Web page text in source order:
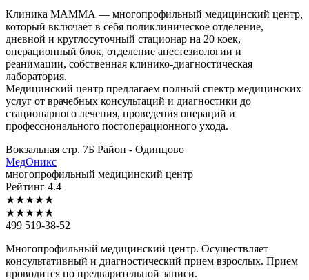
Клиника МАММА — многопрофильный медицинский центр,
который включает в себя поликлиническое отделение,
дневной и круглосуточный стационар на 20 коек,
операционный блок, отделение анестезиологии и
реанимации, собственная клинико-диагностическая
лаборатория.
Медицинский центр предлагаем полный спектр медицинских
услуг от врачебных консультаций и диагностики до
стационарного лечения, проведения операций и
профессионального постоперационного ухода.
Вокзальная стр. 7Б Район - Одинцово
МедОникс
многопрофильный медицинский центр
Рейтинг 4.4
★★★★★
★★★★★
499 519-38-52
Многопрофильный медицинский центр. Осуществляет
консультативный и диагностический прием взрослых. Прием
проводится по предварительной записи.